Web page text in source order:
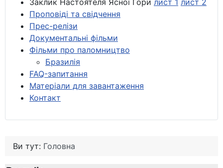
Проповіді та свідчення
Прес-релізи
Документальні фільми
Фільми про паломництво
Бразилія
FAQ-запитання
Матеріали для завантаження
Контакт
Ви тут: Головна